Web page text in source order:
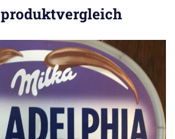
produktvergleich